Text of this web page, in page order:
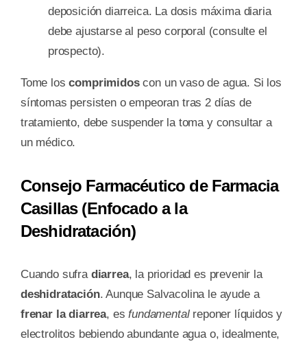
deposición diarreica. La dosis máxima diaria
debe ajustarse al peso corporal (consulte el
prospecto).
Tome loscomprimidoscon un vaso de agua. Si los
síntomas persisten o empeoran tras 2 días de
tratamiento, debe suspender la toma y consultar a
un médico.
Consejo Farmacéutico de Farmacia
Casillas (Enfocado a la
Deshidratación)
Cuando sufra diarrea, la prioridad es prevenir la
deshidratación. Aunque Salvacolina le ayude a
frenar la diarrea, esfundamentalreponer líquidos y
electrolitos bebiendo abundante agua o, idealmente,